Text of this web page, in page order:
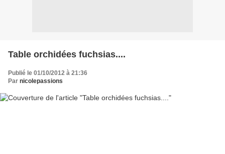
Table orchidées fuchsias....
Publié le 01/10/2012 à 21:36
Par nicolepassions